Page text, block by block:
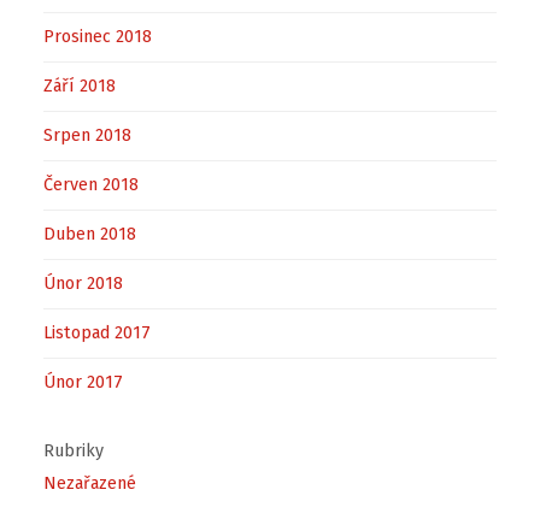
Prosinec 2018
Září 2018
Srpen 2018
Červen 2018
Duben 2018
Únor 2018
Listopad 2017
Únor 2017
Rubriky
Nezařazené